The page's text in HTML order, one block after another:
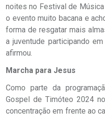
noites no Festival de
o evento muito bacana e
forma de resgatar mais
a juventude participando
afirmou.
Marcha para Jesus
Como parte da
Gospel de Timóteo 2024
concentração em frente ao